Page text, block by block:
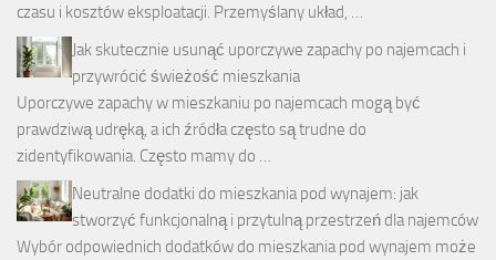
czasu i kosztów eksploatacji. Przemyślany układ, …
Jak skutecznie usunąć uporczywe zapachy po najemcach i
przywrócić świeżość mieszkania
Uporczywe zapachy w mieszkaniu po najemcach mogą być
prawdziwą udręką, a ich źródła często są trudne do
zidentyfikowania. Często mamy do …
Neutralne dodatki do mieszkania pod wynajem: jak
stworzyć funkcjonalną i przytulną przestrzeń dla najemców
Wybór odpowiednich dodatków do mieszkania pod wynajem może